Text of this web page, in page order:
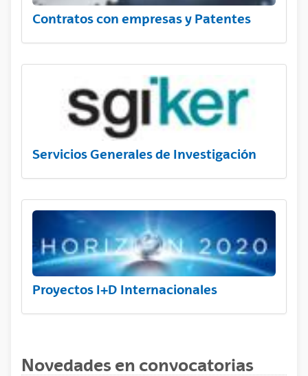
Contratos con empresas y Patentes
Servicios Generales de Investigación
Proyectos I+D Internacionales
Novedades en convocatorias